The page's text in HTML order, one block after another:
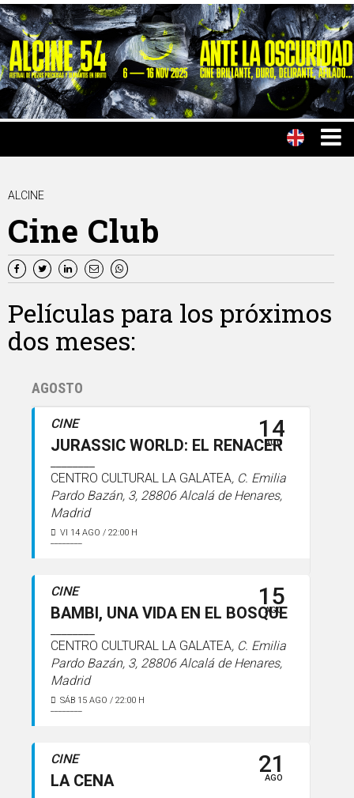
ALCINE
Cine Club
Películas para los próximos
dos meses:
AGOSTO
CINE
JURASSIC WORLD: EL RENACER
14
AGO
CENTRO CULTURAL LA GALATEA, C. Emilia
Pardo Bazán, 3, 28806 Alcalá de Henares,
Madrid
VI 14 AGO / 22:00 H
CINE
BAMBI, UNA VIDA EN EL BOSQUE
15
AGO
CENTRO CULTURAL LA GALATEA, C. Emilia
Pardo Bazán, 3, 28806 Alcalá de Henares,
Madrid
SÁB 15 AGO / 22:00 H
CINE
LA CENA
21
AGO